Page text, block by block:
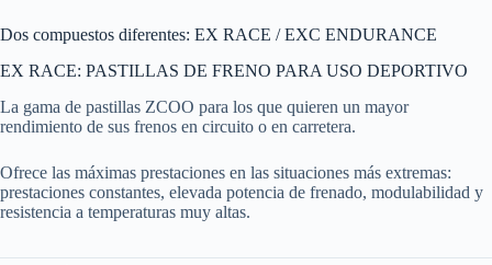
Dos compuestos diferentes: EX RACE / EXC ENDURANCE
EX RACE: PASTILLAS DE FRENO PARA USO DEPORTIVO
La gama de pastillas ZCOO para los que quieren un mayor
rendimiento de sus frenos en circuito o en carretera.
Ofrece las máximas prestaciones en las situaciones más extremas:
prestaciones constantes, elevada potencia de frenado, modulabilidad y
resistencia a temperaturas muy altas.